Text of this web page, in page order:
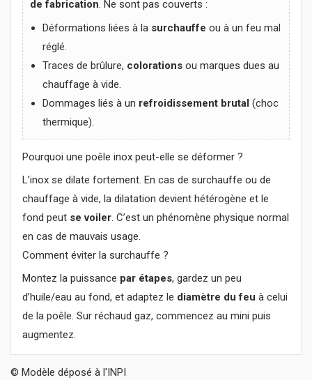
de fabrication. Ne sont pas couverts :
Déformations liées à la surchauffe ou à un feu mal
réglé.
Traces de brûlure, colorations ou marques dues au
chauffage à vide.
Dommages liés à un refroidissement brutal (choc
thermique).
Pourquoi une poêle inox peut-elle se déformer ?
L’inox se dilate fortement. En cas de surchauffe ou de
chauffage à vide, la dilatation devient hétérogène et le
fond peut se voiler. C’est un phénomène physique normal
en cas de mauvais usage.
Comment éviter la surchauffe ?
Montez la puissance par étapes, gardez un peu
d’huile/eau au fond, et adaptez le diamètre du feu à celui
de la poêle. Sur réchaud gaz, commencez au mini puis
augmentez.
© Modèle déposé à l'INPI